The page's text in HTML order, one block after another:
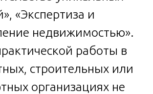
«Экспертиза и
недвижимостью».
работы в
строительных или
организациях не